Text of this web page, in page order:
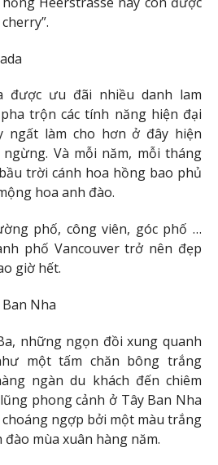
được ưu đãi nhiều danh lam
trộn các tính năng hiện đại
ngất làm cho hơn ở đây hiện
Và mỗi năm, mỗi tháng
trời cánh hoa hồng bao phủ
hoa anh đào.
phố, công viên, góc phố …
phố Vancouver trở nên đẹp
giờ hết.
Nha
những ngọn đồi xung quanh
một tấm chăn bông trắng
ngàn du khách đến chiêm
phong cảnh ở Tây Ban Nha
choáng ngợp bởi một màu trắng
mùa xuân hàng năm.